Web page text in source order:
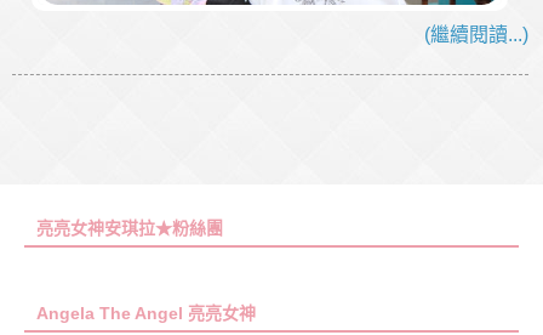
(繼續閱讀...)
亮亮女神安琪拉★粉絲團
Angela The Angel 亮亮女神